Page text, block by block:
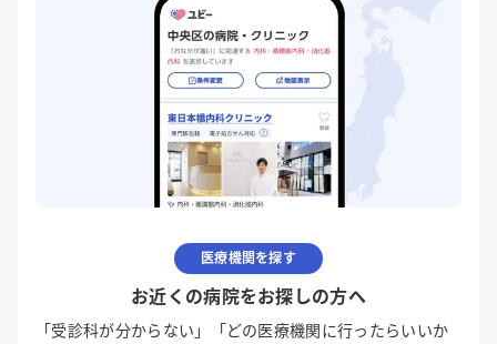
医療機関を探す
お近くの病院をお探しの方へ
「受診科が分からない」「どの医療機関に行ったらいいか